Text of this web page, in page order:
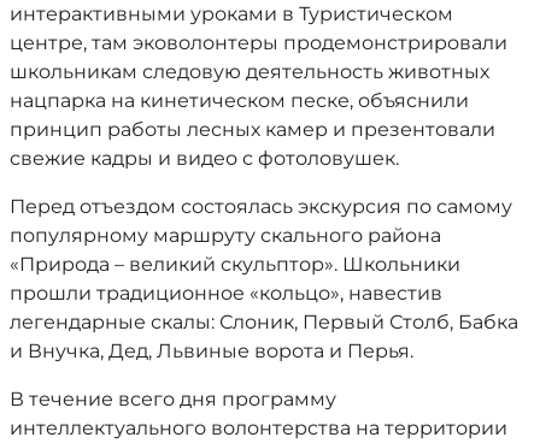
интерактивными уроками в Туристическом
центре, там эковолонтеры продемонстрировали
школьникам следовую деятельность животных
нацпарка на кинетическом песке, объяснили
принцип работы лесных камер и презентовали
свежие кадры и видео с фотоловушек.
Перед отъездом состоялась экскурсия по самому
популярному маршруту скального района
«Природа – великий скульптор». Школьники
прошли традиционное «кольцо», навестив
легендарные скалы: Слоник, Первый Столб, Бабка
и Внучка, Дед, Львиные ворота и Перья.
В течение всего дня программу
интеллектуального волонтерства на территории